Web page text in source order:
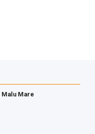
Malu Mare